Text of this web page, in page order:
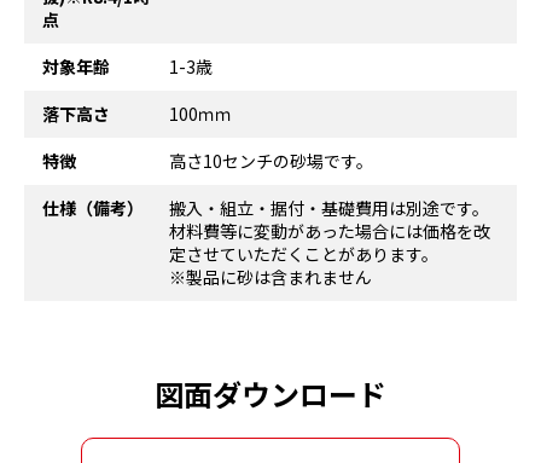
点
対象年齢
1-3歳
落下高さ
100ｍｍ
特徴
高さ10センチの砂場です。
仕様（備考）
搬入・組立・据付・基礎費用は別途です。
材料費等に変動があった場合には価格を改
定させていただくことがあります。
※製品に砂は含まれません
図面ダウンロード